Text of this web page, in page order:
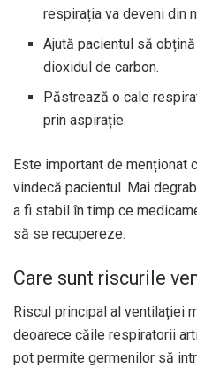
respirația va deveni din
Ajută pacientul să
dioxidul de carbon.
Păstrează o cale
prin aspirație.
Este important de menționat
vindecă pacientul. Mai
a fi stabil în timp ce
să se recupereze.
Care sunt riscurile
Riscul principal al ventilației
deoarece căile respiratorii
pot permite germenilor să